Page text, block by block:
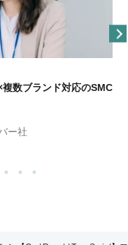
複数ブランド対応のSMC
ー社